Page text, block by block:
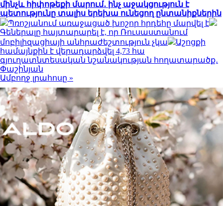
մինչև հիփոթեքի մարում․ ինչ աջակցություն է
պետությունը տալիս երեխա ունեցող ընտանիքներին
Պռոշյանում առաջացած խոշոր հրդեհը մարվել է
Գեներալը հայտարարել է, որ Ռուսաստանում
մոբիլիզացիայի անհրաժեշտություն չկա
Աշոցքի
համայնքին է վերադարձվել 4,73 հա
գյուղատնտեսական նշանակության հողատարածք․
Փաշինյան
Ամբողջ լրահոսը »